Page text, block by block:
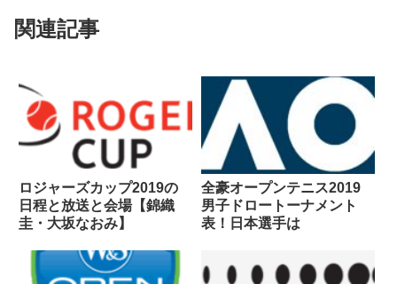
関連記事
ロジャーズカップ2019の
日程と放送と会場【錦織
圭・大坂なおみ】
全豪オープンテニス2019
男子ドロートーナメント
表！日本選手は